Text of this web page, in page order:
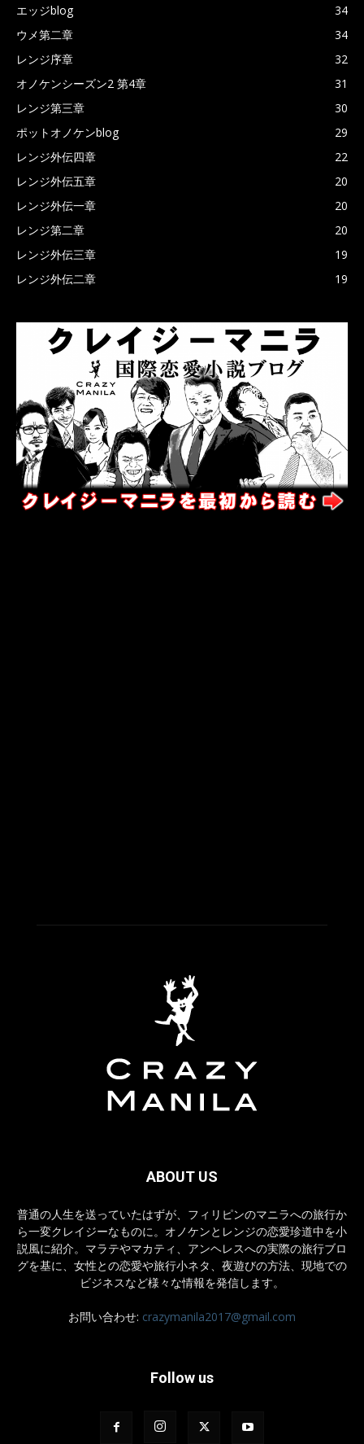
エッジblog
34
ウメ第二章
34
レンジ序章
32
オノケンシーズン2 第4章
31
レンジ第三章
30
ポットオノケンblog
29
レンジ外伝四章
22
レンジ外伝五章
20
レンジ外伝一章
20
レンジ第二章
20
レンジ外伝三章
19
レンジ外伝二章
19
ABOUT US
普通の人生を送っていたはずが、フィリピンのマニラへの旅行か
ら一変クレイジーなものに。オノケンとレンジの恋愛珍道中を小
説風に紹介。マラテやマカティ、アンヘレスへの実際の旅行ブロ
グを基に、女性との恋愛や旅行小ネタ、夜遊びの方法、現地での
ビジネスなど様々な情報を発信します。
お問い合わせ: crazymanila2017@gmail.com
Follow us